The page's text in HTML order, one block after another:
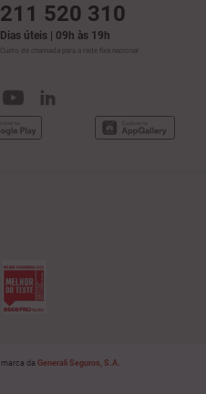
211 520 310
Dias úteis | 09h às 19h
Custo de chamada para a rede fixa nacional
da Generali Seguros, S.A.